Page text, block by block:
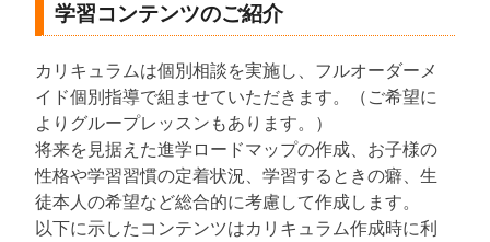
学習コンテンツのご紹介
カリキュラムは個別相談を実施し、フルオーダーメ
イド個別指導で組ませていただきます。（ご希望に
よりグループレッスンもあります。）
将来を見据えた進学ロードマップの作成、お子様の
性格や学習習慣の定着状況、学習するときの癖、生
徒本人の希望など総合的に考慮して作成します。
以下に示したコンテンツはカリキュラム作成時に利